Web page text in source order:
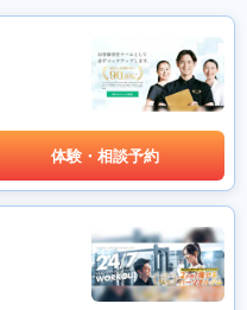
体験・相談予約